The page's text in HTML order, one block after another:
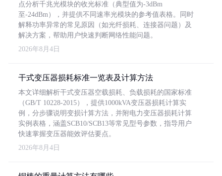
点分析千兆光模块的收光标准（典型值为-3dBm
至-24dBm），并提供不同速率光模块的参考值表格。同时
解释功率异常的常见原因（如光纤损耗、连接器问题）及
解决方案，帮助用户快速判断网络性能问题。
2026年8月4日
干式变压器损耗标准一览表及计算方法
本文详细解析干式变压器空载损耗、负载损耗的国家标准
（GB/T 10228-2015），提供1000kVA变压器损耗计算实
例，分步骤说明变损计算方法，并附电力变压器损耗计算
实例表格，涵盖SCB10/SCB13等常见型号参数，指导用户
快速掌握变压器能效评估要点。
2026年8月4日